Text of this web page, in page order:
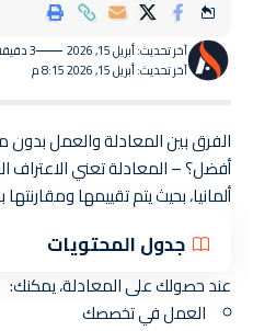
آخر تحديث: أبريل 15, 2026 8:15 م
آخر تحديث: أبريل 15, 2026 3 دقيقة للقراءة
أفضل؟ – المعادلة تعني الاعتراف
ألمانيا، بحيث يتم تقييمها
جدول المحتويات
عند حصولك على المعادلة، يمكنك:
العمل في تخصصك